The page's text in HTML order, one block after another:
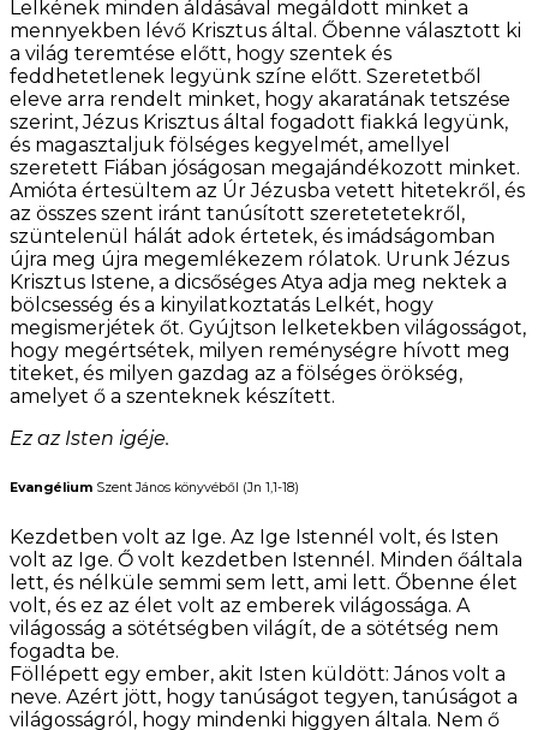
Lelkének minden áldásával megáldott minket a
mennyekben lévő Krisztus által. Őbenne választott ki
a világ teremtése előtt, hogy szentek és
feddhetetlenek legyünk színe előtt. Szeretetből
eleve arra rendelt minket, hogy akaratának tetszése
szerint, Jézus Krisztus által fogadott fiakká legyünk,
és magasztaljuk fölséges kegyelmét, amellyel
szeretett Fiában jóságosan megajándékozott minket.
Amióta értesültem az Úr Jézusba vetett hitetekről, és
az összes szent iránt tanúsított szeretetetekről,
szüntelenül hálát adok értetek, és imádságomban
újra meg újra megemlékezem rólatok. Urunk Jézus
Krisztus Istene, a dicsőséges Atya adja meg nektek a
bölcsesség és a kinyilatkoztatás Lelkét, hogy
megismerjétek őt. Gyújtson lelketekben világosságot,
hogy megértsétek, milyen reménységre hívott meg
titeket, és milyen gazdag az a fölséges örökség,
amelyet ő a szenteknek készített.
Ez az Isten igéje.
Evangélium Szent János könyvéből (Jn 1,1-18)
Kezdetben volt az Ige. Az Ige Istennél volt, és Isten
volt az Ige. Ő volt kezdetben Istennél. Minden őáltala
lett, és nélküle semmi sem lett, ami lett. Őbenne élet
volt, és ez az élet volt az emberek világossága. A
világosság a sötétségben világít, de a sötétség nem
fogadta be.
Föllépett egy ember, akit Isten küldött: János volt a
neve. Azért jött, hogy tanúságot tegyen, tanúságot a
világosságról, hogy mindenki higgyen általa. Nem ő